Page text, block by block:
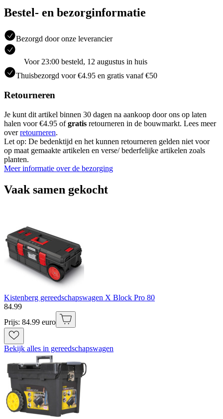
Bestel- en bezorginformatie
Bezorgd door onze leverancier
Voor 23:00 besteld, 12 augustus in huis
Thuisbezorgd voor €4.95 en gratis vanaf €50
Retourneren
Je kunt dit artikel binnen 30 dagen na aankoop door ons op laten
halen voor €4.95 ofgratis retourneren in de bouwmarkt. Lees meer
overretourneren.
Let op: De bedenktijd en het kunnen retourneren gelden niet voor
op maat gemaakte artikelen en verse/ bederfelijke artikelen zoals
planten.
Meer informatie over de bezorging
Vaak samen gekocht
Kistenberg gereedschapswagen X Block Pro 80
84.99
Prijs: 84.99 euro
Bekijk alles in gereedschapswagen